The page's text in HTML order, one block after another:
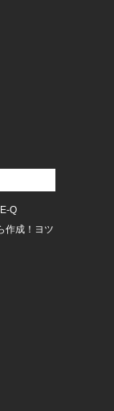
Q
作成！ヨツ